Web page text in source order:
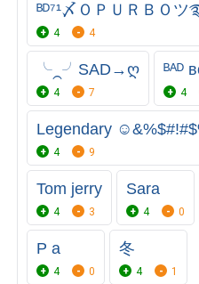
ᴮᴰ⁷¹〆ＯＰＵＲＢＯ
4 4
╰⁔╯ㅤSㅤAㅤDㅤ→ღ
4 7
ᴮᴬᴰ
4
Legendary
4 9
Tom jerry
4 3
Sara
4 0
P a
4 0
冬
4 1